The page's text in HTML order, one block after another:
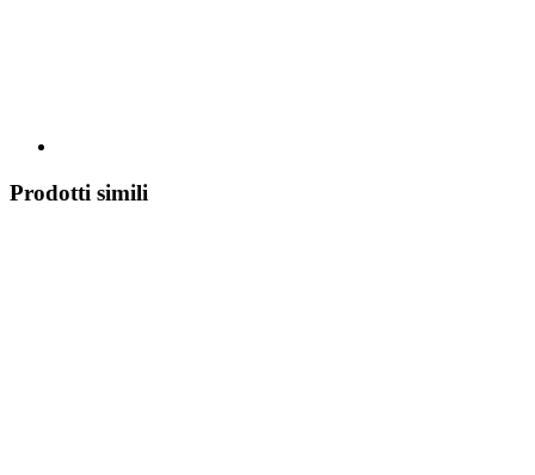
Prodotti simili